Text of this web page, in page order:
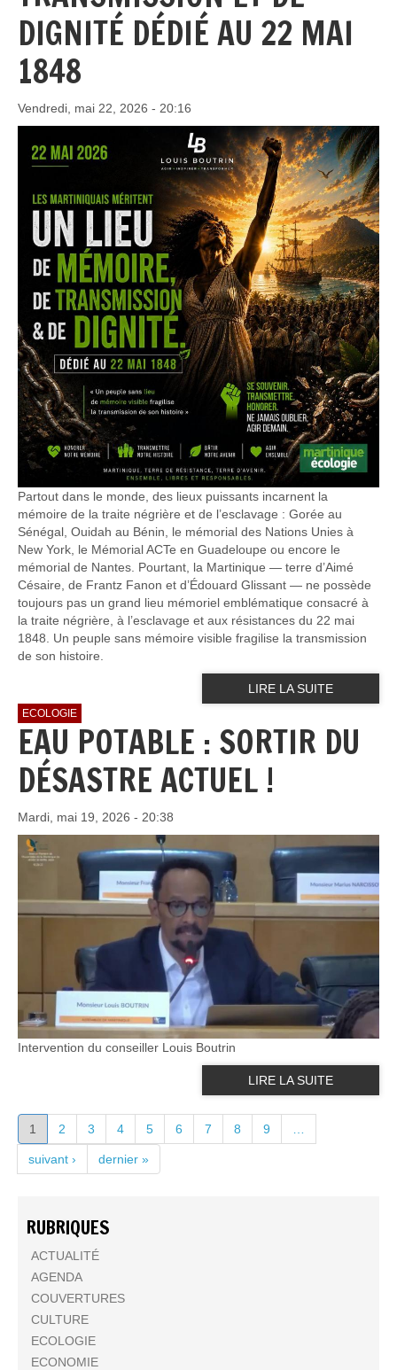
DIGNITÉ DÉDIÉ AU 22 MAI
1848
Vendredi, mai 22, 2026 - 20:16
Partout dans le monde, des lieux puissants incarnent la
mémoire de la traite négrière et de l’esclavage : Gorée au
Sénégal, Ouidah au Bénin, le mémorial des Nations Unies à
New York, le Mémorial ACTe en Guadeloupe ou encore le
mémorial de Nantes. Pourtant, la Martinique — terre d’Aimé
Césaire, de Frantz Fanon et d’Édouard Glissant — ne possède
toujours pas un grand lieu mémoriel emblématique consacré à
la traite négrière, à l’esclavage et aux résistances du 22 mai
1848. Un peuple sans mémoire visible fragilise la transmission
de son histoire.
LIRE LA SUITE
ECOLOGIE
EAU POTABLE : SORTIR DU
DÉSASTRE ACTUEL !
Mardi, mai 19, 2026 - 20:38
Intervention du conseiller Louis Boutrin
LIRE LA SUITE
PAGES
1 2 3 4 5 6 7 8 9
suivant › dernier »
RUBRIQUES
ACTUALITÉ
AGENDA
COUVERTURES
CULTURE
ECOLOGIE
ECONOMIE